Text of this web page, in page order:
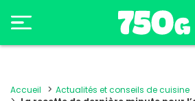
Accueil Actualités et conseils de cuisine